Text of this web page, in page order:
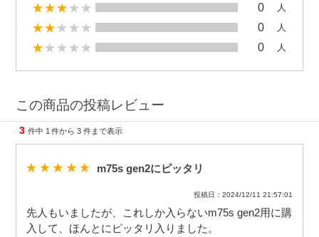
0 人
0 人
0 人
この商品の投稿レビュー
3 件中 1 件から 3 件まで表示
m75s gen2にピッタリ
投稿日：2024/12/11 21:57:01
先人もいましたが、これしか入らないm75s gen2用に購
入して、ほんとにピッタリ入りました。